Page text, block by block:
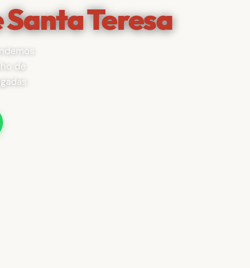
Teresa
de